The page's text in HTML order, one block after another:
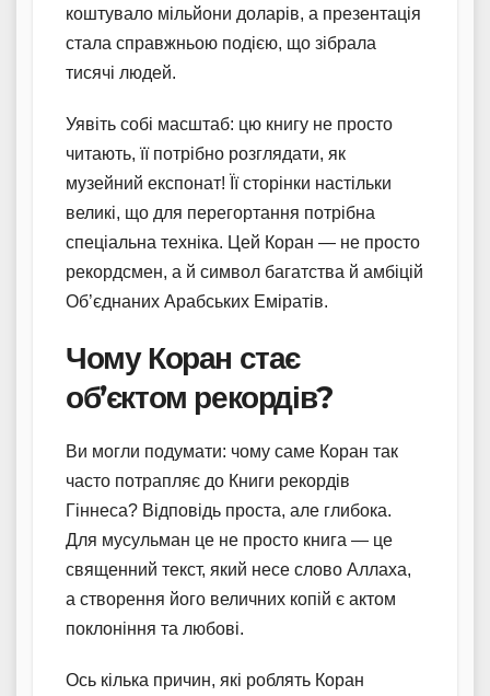
коштувало мільйони доларів, а презентація
стала справжньою подією, що зібрала
тисячі людей.
Уявіть собі масштаб: цю книгу не просто
читають, її потрібно розглядати, як
музейний експонат! Її сторінки настільки
великі, що для перегортання потрібна
спеціальна техніка. Цей Коран — не просто
рекордсмен, а й символ багатства й амбіцій
Об’єднаних Арабських Еміратів.
Чому Коран стає
об’єктом рекордів?
Ви могли подумати: чому саме Коран так
часто потрапляє до Книги рекордів
Гіннеса? Відповідь проста, але глибока.
Для мусульман це не просто книга — це
священний текст, який несе слово Аллаха,
а створення його величних копій є актом
поклоніння та любові.
Ось кілька причин, які роблять Коран